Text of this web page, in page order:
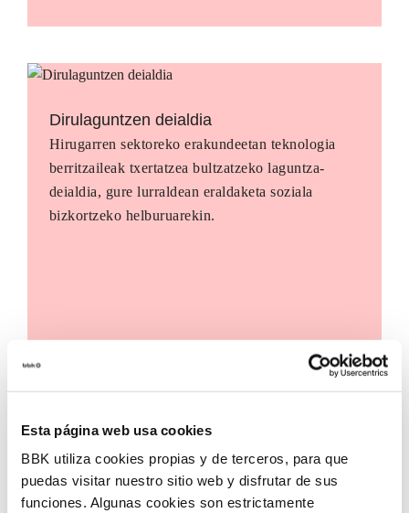
Esta página web usa cookies
BBK utiliza cookies propias y de terceros, para que
puedas visitar nuestro sitio web y disfrutar de sus
funciones. Algunas cookies son estrictamente
Dirulaguntzen deialdia
Hirugarren sektoreko erakundeetan teknologia
berritzaileak txertatzea bultzatzeko laguntza-
deialdia, gure lurraldean eraldaketa soziala
bizkortzeko helburuarekin.